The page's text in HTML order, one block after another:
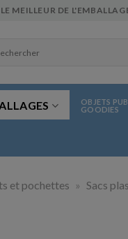
MEILLEUR DE
OBJETS
GOODIES
et pochettes » Sacs